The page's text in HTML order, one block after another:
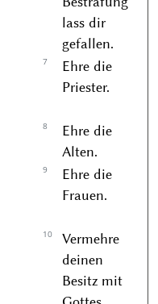
lass dir
gefallen.
7
Ehre die
Priester.
8
Ehre die
Alten.
9
Ehre die
Frauen.
10
Vermehre
deinen
Besitz mit